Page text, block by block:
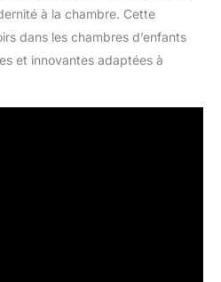
à la chambre. Cette
dans les chambres d’enfants
et innovantes adaptées à